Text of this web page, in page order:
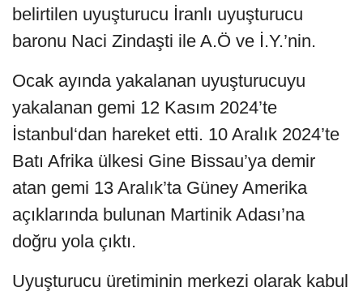
belirtilen uyuşturucu İranlı uyuşturucu
baronu Naci Zindaşti ile A.Ö ve İ.Y.’nin.
Ocak ayında yakalanan uyuşturucuyu
yakalanan gemi 12 Kasım 2024’te
İstanbul‘dan hareket etti. 10 Aralık 2024’te
Batı Afrika ülkesi Gine Bissau’ya demir
atan gemi 13 Aralık’ta Güney Amerika
açıklarında bulunan Martinik Adası’na
doğru yola çıktı.
Uyuşturucu üretiminin merkezi olarak kabul